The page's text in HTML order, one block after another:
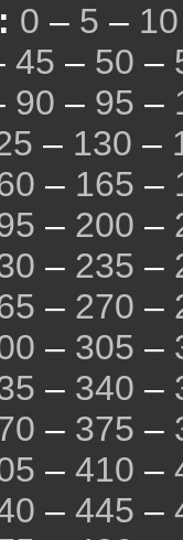
0 – 5 – 10
45 – 50 –
90 – 95 –
– 130 –
– 165 –
– 200 –
– 235 –
– 270 –
– 305 –
– 340 –
– 375 –
– 410 –
– 445 –